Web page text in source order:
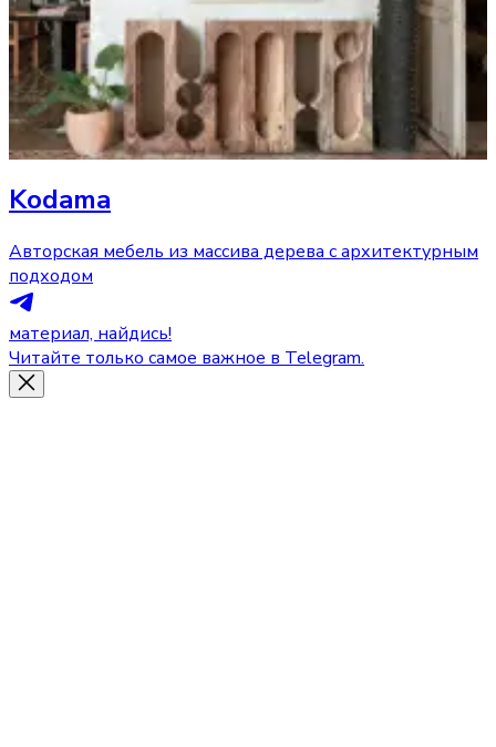
Kodama
Авторская мебель из массива дерева с архитектурным
подходом
материал, найдись!
Читайте только самое важное в Telegram.